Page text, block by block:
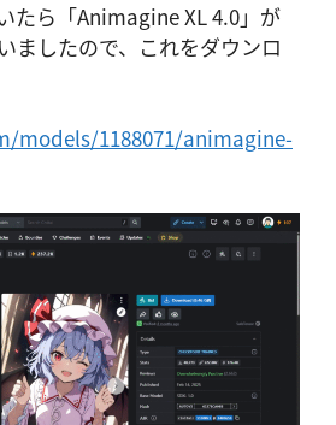
たら「Animagine XL 4.0」が
ましたので、これをダウンロ
models/1188071/animagine-